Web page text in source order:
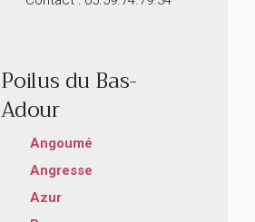
Poilus du Bas-
Adour
Angoumé
Angresse
Azur